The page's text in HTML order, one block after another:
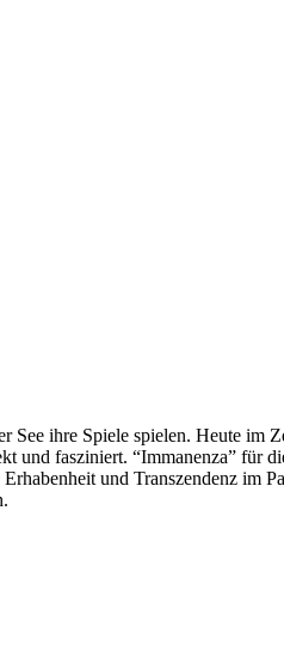
ihre Spiele spielen. Heute im
und fasziniert. “Immanenza” für
und Transzendenz im